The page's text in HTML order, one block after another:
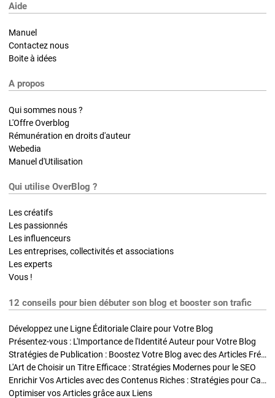
Aide
Manuel
Contactez nous
Boite à idées
A propos
Qui sommes nous ?
L'Offre Overblog
Rémunération en droits d'auteur
Webedia
Manuel d'Utilisation
Qui utilise OverBlog ?
Les créatifs
Les passionnés
Les influenceurs
Les entreprises, collectivités et associations
Les experts
Vous !
12 conseils pour bien débuter son blog et booster son trafic
Développez une Ligne Éditoriale Claire pour Votre Blog
Présentez-vous : L'Importance de l'Identité Auteur pour Votre Blog
Stratégies de Publication : Boostez Votre Blog avec des Articles Fréquents et Exclusifs
L'Art de Choisir un Titre Efficace : Stratégies Modernes pour le SEO
Enrichir Vos Articles avec des Contenus Riches : Stratégies pour Captiver et Optimiser
Optimiser vos Articles grâce aux Liens